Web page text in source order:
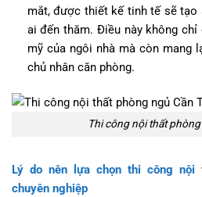
mắt, được thiết kế tinh tế sẽ tạo
ai đến thăm. Điều này không
mỹ của ngôi nhà mà còn mang
chủ nhân căn phòng.
Thi công nội thất
Lý do nên lựa chọn thi công nội
chuyên nghiệp